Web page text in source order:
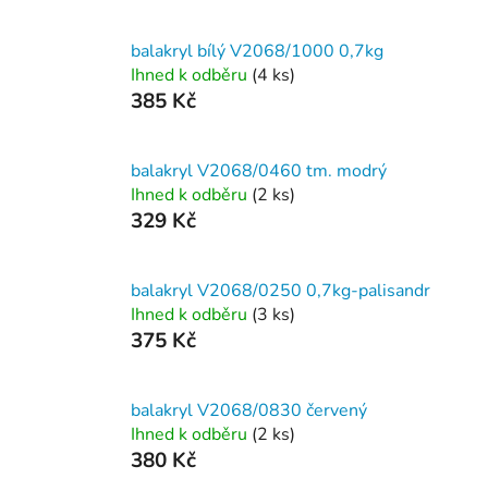
balakryl bílý V2068/1000 0,7kg
Ihned k odběru (4 ks)
385 Kč
balakryl V2068/0460 tm. modrý
Ihned k odběru (2 ks)
329 Kč
balakryl V2068/0250 0,7kg-palisandr
Ihned k odběru (3 ks)
375 Kč
balakryl V2068/0830 červený
Ihned k odběru (2 ks)
380 Kč